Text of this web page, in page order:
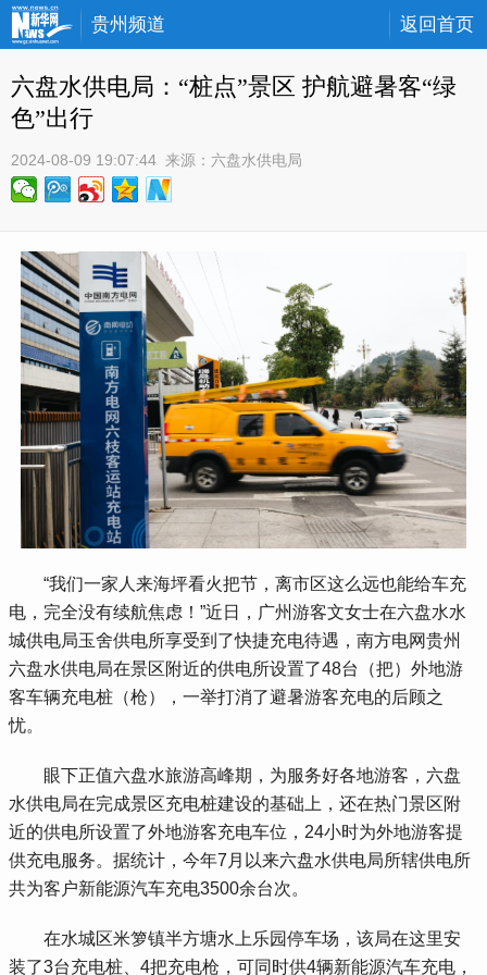
贵州频道 返回首页
六盘水供电局：“桩点”景区 护航避暑客“绿
色”出行
2024-08-09 19:07:44 来源： 六盘水供电局
“我们一家人来海坪看火把节，离市区这么远也能给车充
电，完全没有续航焦虑！”近日，广州游客文女士在六盘水水
城供电局玉舍供电所享受到了快捷充电待遇，南方电网贵州
六盘水供电局在景区附近的供电所设置了48台（把）外地游
客车辆充电桩（枪），一举打消了避暑游客充电的后顾之
忧。
眼下正值六盘水旅游高峰期，为服务好各地游客，六盘
水供电局在完成景区充电桩建设的基础上，还在热门景区附
近的供电所设置了外地游客充电车位，24小时为外地游客提
供充电服务。据统计，今年7月以来六盘水供电局所辖供电所
共为客户新能源汽车充电3500余台次。
在水城区米箩镇半方塘水上乐园停车场，该局在这里安
装了3台充电桩、4把充电枪，可同时供4辆新能源汽车充电，